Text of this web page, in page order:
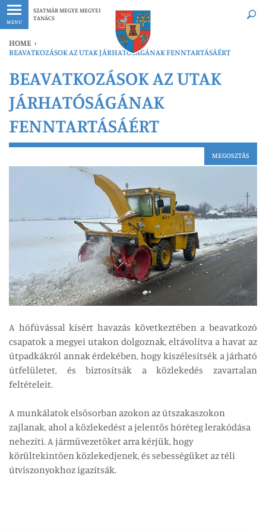
MENU
SZATMÁR MEGYE MEGYEI
TANÁCS
Legfrissebb Bármikor
HOME ›
BEAVATKOZÁSOK AZ UTAK JÁRHATÓSÁGÁNAK FENNTARTÁSÁÉRT
BEAVATKOZÁSOK AZ UTAK
JÁRHATÓSÁGÁNAK
FENNTARTÁSÁÉRT
MEGOSZTÁS
A hófúvással kísért havazás következtében a beavatkozó
csapatok a megyei utakon dolgoznak, eltávolítva a havat az
útpadkákról annak érdekében, hogy kiszélesítsék a járható
útfelületet, és biztosítsák a közlekedés zavartalan
feltételeit.
A munkálatok elsősorban azokon az útszakaszokon
zajlanak, ahol a közlekedést a jelentős hóréteg lerakódása
nehezíti. A járművezetőket arra kérjük, hogy
körültekintően közlekedjenek, és sebességüket az téli
útviszonyokhoz igazítsák.